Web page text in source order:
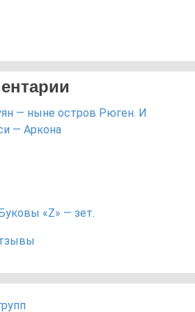
— ныне остров Рюген. И
— Аркона
«Z» — зет.